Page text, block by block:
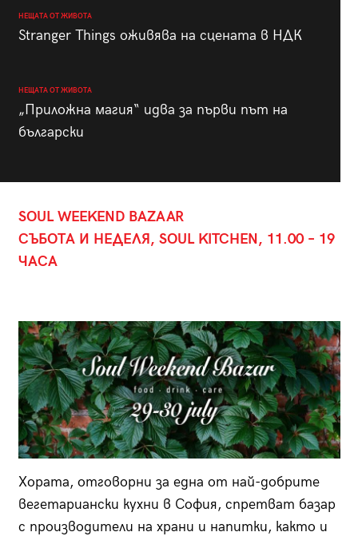
НЕЩАТА ОТ ЖИВОТА
Stranger Things оживява на сцената в НДК
НЕЩАТА ОТ ЖИВОТА
„Приложна магия“ идва за първи път на
български
SOUL WEEKEND BAZAAR
СЪБОТА И НЕДЕЛЯ, SOUL KITCHEN, 11.00 – 19
ЧАСА
Хората, отговорни за една от най-добрите
вегетариански кухни в София, спретват базар
с производители на храни и напитки, както и